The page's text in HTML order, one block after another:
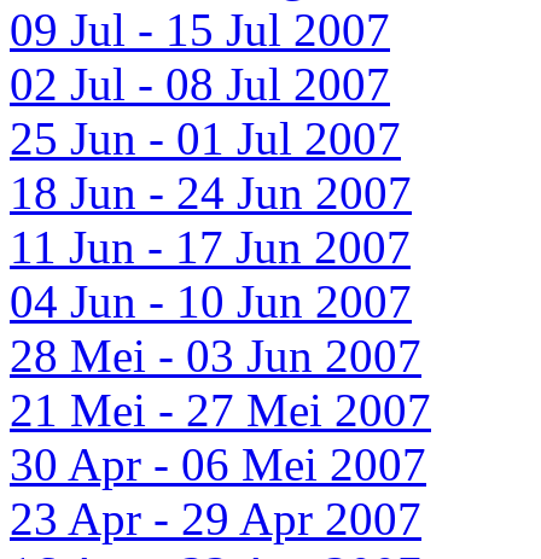
09 Jul - 15 Jul 2007
02 Jul - 08 Jul 2007
25 Jun - 01 Jul 2007
18 Jun - 24 Jun 2007
11 Jun - 17 Jun 2007
04 Jun - 10 Jun 2007
28 Mei - 03 Jun 2007
21 Mei - 27 Mei 2007
30 Apr - 06 Mei 2007
23 Apr - 29 Apr 2007